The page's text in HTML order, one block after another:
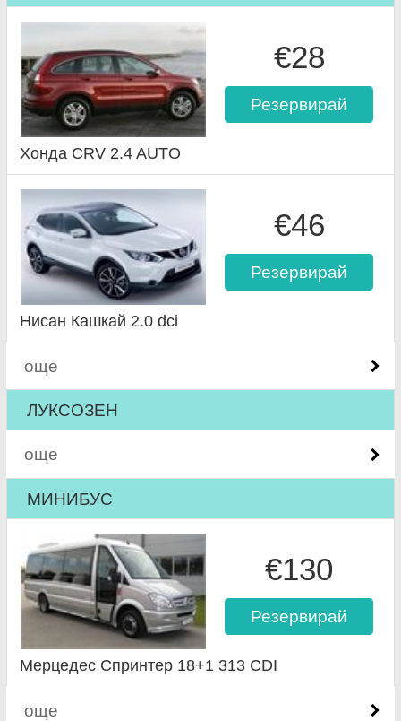
€28
Резервирай
Хонда CRV 2.4 AUTO
€46
Резервирай
Нисан Кашкай 2.0 dci
още
ЛУКСОЗЕН
още
МИНИБУС
€130
Резервирай
Мерцедес Спринтер 18+1 313 CDI
още